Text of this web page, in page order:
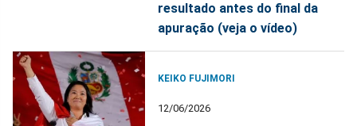
resultado antes do final da
apuração (veja o vídeo)
KEIKO FUJIMORI
12/06/2026